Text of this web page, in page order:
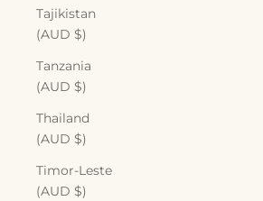
Tajikistan
(AUD $)
Tanzania
(AUD $)
Thailand
(AUD $)
Timor-Leste
(AUD $)